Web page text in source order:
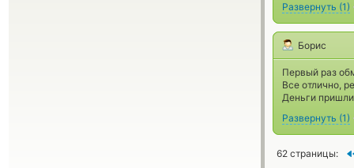
Развернуть (1)
Борис
Первый раз
Все отлично,
Деньги
Развернуть (1)
62 страницы: